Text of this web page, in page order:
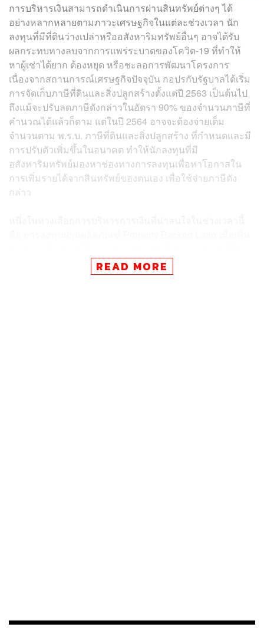
การบริหารเงินสามารถดำเนินการผ่านสินทรัพย์ต่างๆ ได้
อย่างหลากหลายตามภาวะเศรษฐกิจในแต่ละช่วงเวลา นัก
ลงทุนที่มีที่ดินว่างเปล่าหรืออสังหาริมทรัพย์อื่นๆ อาจได้รับ
ผลกระทบทางลบจากการแพร่ระบาดของโควิด-19 ที่ทำให้
หาผู้เช่าได้ยาก ต้องหยุด หรือชะลอการพัฒนาโครงการ
เนื่องจากสถานการณ์เศรษฐกิจปัจจุบัน กอปรกับรัฐบาลได้เริ่ม
การจัดเก็บภาษีที่ดินและสิ่งปลูกสร้างตั้งแต่ปี 2563 เป็นต้นไป
ถึงแม้จะปรับลดภาษีดังกล่าวในอัตรา 90% ของจำนวนภาษีที่
คำนวณได้แล้วก็ตาม แต่ในปี 2564 อาจจะต้องจ่ายเต็ม
จำนวนตาม พ.ร.บ. ภาษีที่ดินและสิ่งปลูกสร้าง ที่กำหนดและมี
การปรับตัวเพิ่มขึ้นในอนาคต ทำให้นักลงทุนที่มี
อสังหาริมทรัพย์มองหาช่องทางการลงทุนเพื่อหาโอกาสใน
การเพิ่มรายได้จากสินทรัพย์ของตนเอง เพื่อใช้จ่ายภาษีดัง
กล่าว
ลงทุนถือครอง เช่น ที่ดิน สิ่งปลูกสร้าง หรือห้องชุด โดย
การนำอสังหาริมทรัพย์มาจำนองกับธนาคารเพื่อขอสินเชื่อ
READ MORE